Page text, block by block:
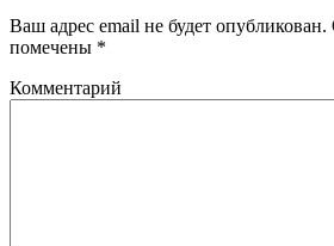
Ваш адрес email не будет опубликован.
помечены *
Комментарий